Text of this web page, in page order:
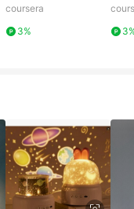
coursera
3%